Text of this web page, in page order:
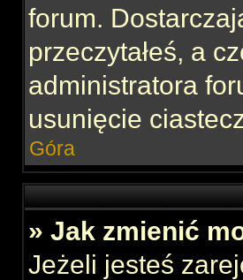
forum.
przeczytałeś, a
administratora
usunięcie
Góra
» Jak zmienić
Jeżeli jesteś